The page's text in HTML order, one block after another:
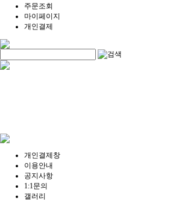
주문조회
마이페이지
개인결제
개인결제창
이용안내
공지사항
1:1문의
갤러리